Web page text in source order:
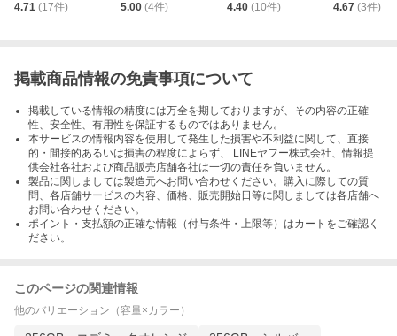
4.71 (17件) 5.00 (4件) 4.40 (10件) 4.67 (3件)
掲載商品情報の免責事項について
掲載している情報の精度には万全を期しておりますが、その内容の正確
性、安全性、有用性を保証するものではありません。
本サービスの情報内容を使用して発生した損害や不利益に関して、直接
的・間接的あるいは損害の程度によらず、 LINEヤフー株式会社、情報提
供会社各社および商品販売店舗各社は一切の責任を負いません。
製品に関しましては製造元へお問い合わせください。購入に際しての質
問、各店舗サービスの内容、価格、販売開始日等に関しましては各店舗へ
お問い合わせください。
ポイント・支払額の正確な情報（付与条件・上限等）はカートをご確認く
ださい。
このページの関連情報
他のバリエーション（容量×カラー）